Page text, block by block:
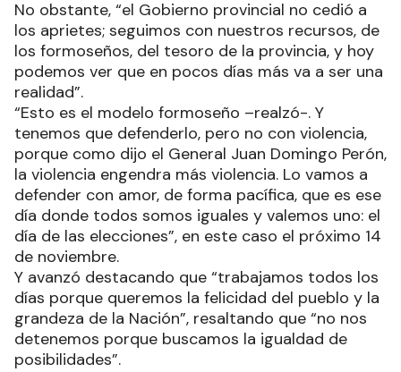
No obstante, “el Gobierno provincial no cedió a
los aprietes; seguimos con nuestros recursos, de
los formoseños, del tesoro de la provincia, y hoy
podemos ver que en pocos días más va a ser una
realidad”.
“Esto es el modelo formoseño –realzó-. Y
tenemos que defenderlo, pero no con violencia,
porque como dijo el General Juan Domingo Perón,
la violencia engendra más violencia. Lo vamos a
defender con amor, de forma pacífica, que es ese
día donde todos somos iguales y valemos uno: el
día de las elecciones”, en este caso el próximo 14
de noviembre.
Y avanzó destacando que “trabajamos todos los
días porque queremos la felicidad del pueblo y la
grandeza de la Nación”, resaltando que “no nos
detenemos porque buscamos la igualdad de
posibilidades”.